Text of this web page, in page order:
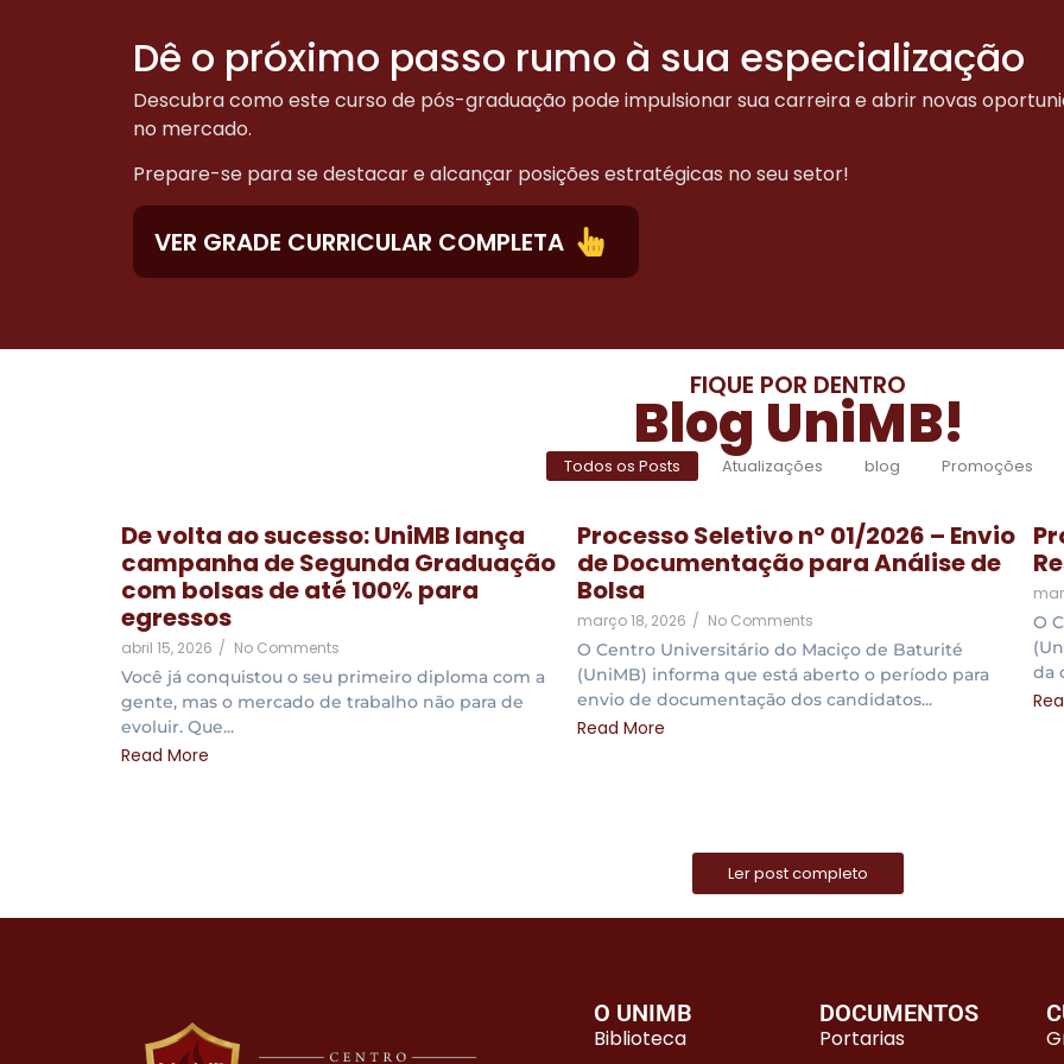
Dê o próximo passo rumo à sua especialização
Descubra como este curso de pós-graduação pode impulsionar sua carreira e abrir novas
no mercado.
Prepare-se para se destacar e alcançar posições estratégicas no seu setor!
VER GRADE CURRICULAR COMPLETA
FIQUE POR DENTRO
Blog UniMB!
Todos os Posts Atualizações blog Promoções
De volta ao sucesso: UniMB lança
campanha de Segunda Graduação
com bolsas de até 100% para
egressos
abril 15, 2026 / No Comments
Você já conquistou o seu primeiro diploma com a
gente, mas o mercado de trabalho não para de
evoluir. Que...
Read More
Processo Seletivo nº 01/2026 – Envio
de Documentação para Análise de
Bolsa
março 18, 2026 / No Comments
O Centro Universitário do Maciço de Baturité
(UniMB) informa que está aberto o período para
envio de documentação dos candidatos...
Read More
O
da
Ler post completo
O UNIMB
Biblioteca
DOCUMENTOS
Portarias